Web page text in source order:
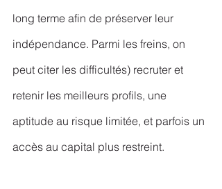
long terme afin de préserver leur
indépendance. Parmi les freins, on
peut citer les difficultés) recruter et
retenir les meilleurs profils, une
aptitude au risque limitée, et parfois un
accès au capital plus restreint.